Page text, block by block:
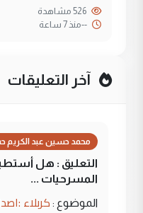
--منذ 7 ساعة
آخر التعليقات
محمد حسين عبد الكريم
التعليق : هل
المسرحيات ...
الموضوع : كربلاء